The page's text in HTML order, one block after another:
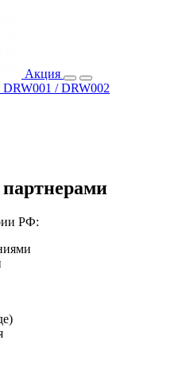
Акция
/ DRW002
РФ: